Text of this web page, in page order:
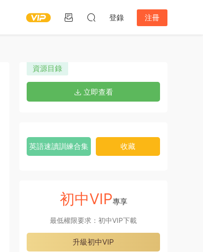
登錄 注冊
資源目錄
立即查看
英語速讀訓練合集 收藏
初中VIP專享
最低權限要求：初中VIP下載
升級初中VIP